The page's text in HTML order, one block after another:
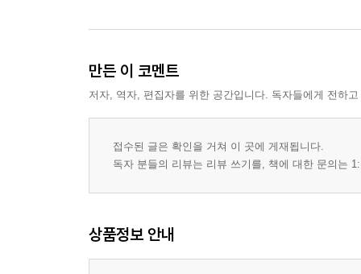
만든 이 코멘트
저자, 역자, 편집자를 위한 공간입니다. 독자들에게 전하
접수된 글은 확인을 거쳐 이 곳에 게재됩니다.
독자 분들의 리뷰는 리뷰 쓰기를, 책에 대한 문의는
상품정보 안내